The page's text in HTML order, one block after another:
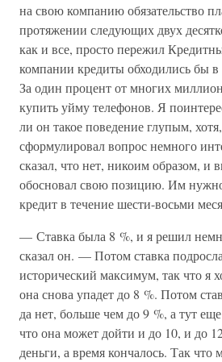
на свою компанию обязательство
протяжении следующих двух
как и все, просто пережил
компании кредиты обходились бы
За один процент от многих
купить уйму телефонов. Я
ли он такое поведение глупым,
сформулировал вопрос немного
сказал, что нет, никоим образом, и
обосновал свою позицию. Им
кредит в течение шести-восьми
— Ставка была 8 %, и я решил
сказал он. — Потом ставка
исторический максимум, так что я
она снова упадет до 8 %. Потом
да нет, больше чем до 9 %, а тут
что она может дойти и до 10, и до
деньги, а время кончалось. Так